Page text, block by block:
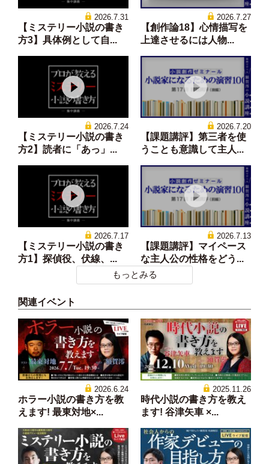
2026.7.31
【ミステリー小説の書き
方3】具体例として自...
2026.7.27
【創作論18】心情描写を
上達させるには人物...
2026.7.24
【ミステリー小説の書き
方2】読者に「あっ」...
2026.7.20
【課題講評】第三者を使
うことも意識して主人...
2026.7.17
【ミステリー小説の書き
方1】探偵役、伏線、...
2026.7.13
【課題講評】マイペース
な主人公の性格をどう...
もっとみる
関連イベント
2026.6.24
ホラー小説の書き方を教
えます! 最東対地×...
2025.11.26
時代小説の書き方を教え
ます! 谷津矢車 ×...